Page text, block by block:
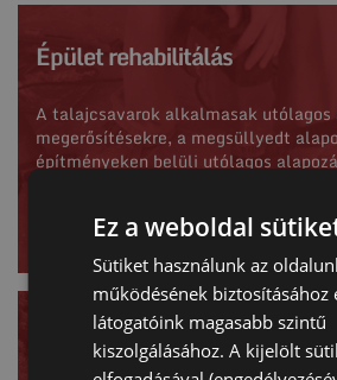
Épület rehabilitálás
A talajcsavarok alkalmasak utólagos
megerősítésekre, a megsüllyedt
építményeken belüli utólagos
Extrém építések
Ez a weboldal
Sütiket használunk az
működésének biztosításához
látogatóink magasabb szintű
kiszolgálásához. A kijelölt